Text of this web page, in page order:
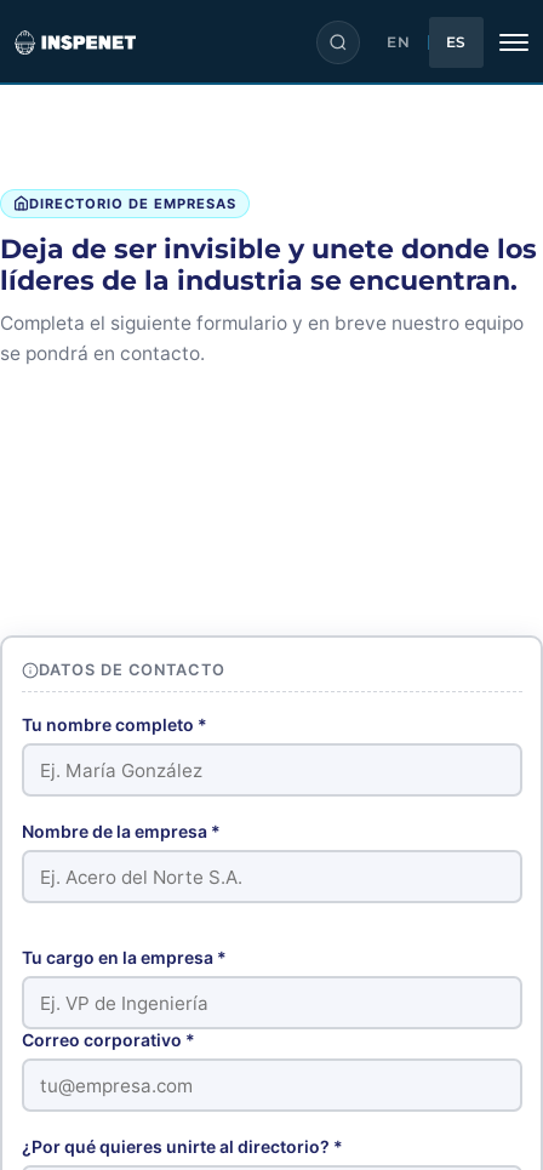
EN ES
DIRECTORIO DE EMPRESAS
Deja de ser invisible y unete donde los
líderes de la industria se encuentran.
Completa el siguiente formulario y en breve nuestro equipo
se pondrá en contacto.
DATOS DE CONTACTO
Tu nombre completo *
Nombre de la empresa *
Tu cargo en la empresa *
Correo corporativo *
¿Por qué quieres unirte al directorio? *